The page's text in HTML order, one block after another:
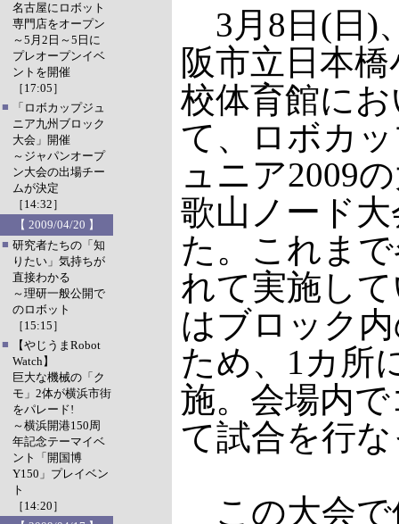
名古屋にロボット
専門店をオープン
～5月2日～5日に
プレオープンイベ
ントを開催
［17:05］
■
「ロボカップジュ
ニア九州ブロック
大会」開催
～ジャパンオープ
ン大会の出場チー
ムが決定
［14:32］
【 2009/04/20 】
■ 研究者たちの「知
りたい」気持ちが
直接わかる
～理研一般公開で
のロボット
［15:15］
■
【やじうまRobot
Watch】
巨大な機械の「ク
モ」2体が横浜市街
をパレード!
～横浜開港150周
年記念テーマイベ
ント「開国博
Y150」プレイベン
ト
［14:20］
3月8日(日)
阪市立日本橋
校体育館に
て、ロボカ
ュニア2009
歌山ノード
た。これま
れて実施し
はブロック
ため、1カ所
施。会場内
て試合を行
この大会で